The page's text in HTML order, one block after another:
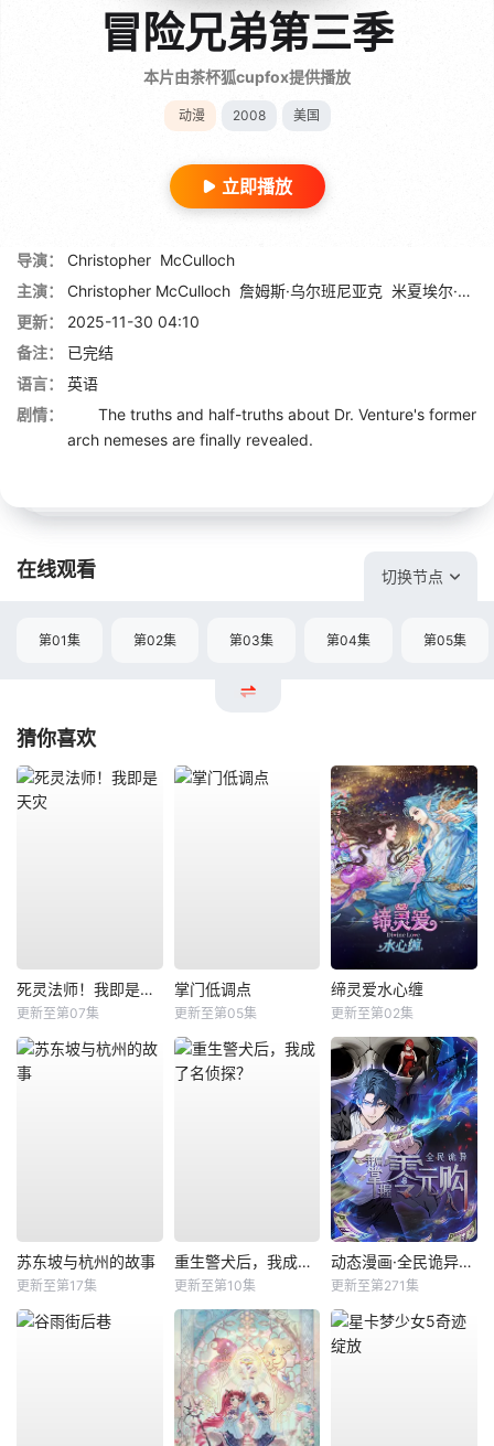
冒险兄弟第三季
本片由茶杯狐cupfox提供播放
动漫 2008 美国
立即播放
导演： Christopher McCulloch
主演：
Christopher McCulloch 詹姆斯·乌尔班尼亚克 米夏埃尔·桑泰尔尼克拉斯
更新：
2025-11-30 04:10
备注：
已完结
语言：
英语
剧情：
The truths and half-truths about Dr. Venture's former
arch nemeses are finally revealed.
在线观看 切换节点
第01集 第02集 第03集 第04集 第05集
猜你喜欢
死灵法师！我即是天灾
更新至第07集
掌门低调点
更新至第05集
缔灵爱水心缠
更新至第02集
苏东坡与杭州的故事
更新至第17集
重生警犬后，我成了名侦探？
更新至第10集
动态漫画·全民诡异：开局掌握零元购
更新至第271集